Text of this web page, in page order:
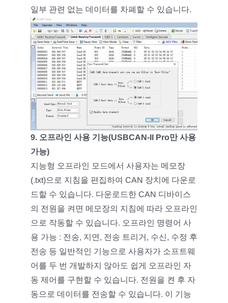
일부 관련 없는 데이터를 차폐할 수 있습니다.
9. 오프라인 사용 기능(USBCAN-II Pro만 사용
가능)
지능형 오프라인 모드에서 사용자는 메모장
(.txt)으로 지침을 편집하여 CAN 장치에 다운로
드할 수 있습니다. 다운로드한 CAN 디바이스
의 전원을 켜면 메모장의 지침에 따라 오프라인
으로 작동할 수 있습니다. 오프라인 명령어 사
용 가능 : 전송, 지연, 전송 트리거, 수신, 수정 후
전송 등 일반적인 기능으로 사용자가 소프트웨
어를 두 번 개발하지 않아도 쉽게 오프라인 자
동 제어를 구현할 수 있습니다. 전원을 켠 후 자
동으로 데이터를 전송할 수 있습니다. 이 기능